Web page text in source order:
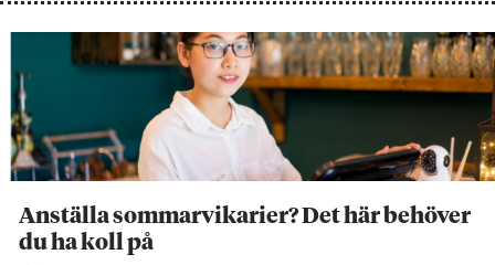
Anställa sommarvikarier? Det här behöver
du ha koll på